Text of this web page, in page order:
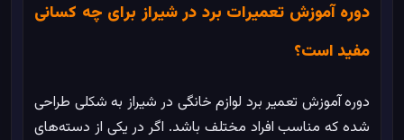
دوره آموزش تعمیرات برد در شیراز برای چه کسانی
مفید است؟
دوره آموزش تعمیر برد لوازم خانگی در شیراز به شکلی طراحی
شده که مناسب افراد مختلف باشد. اگر در یکی از دسته‌های